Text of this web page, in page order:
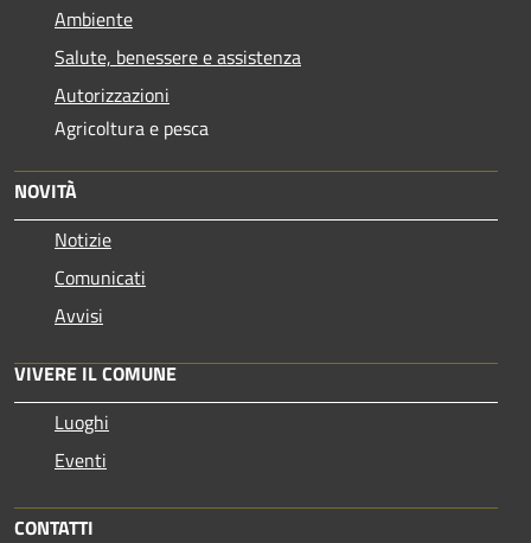
Ambiente
Salute, benessere e assistenza
Autorizzazioni
Agricoltura e pesca
NOVITÀ
Notizie
Comunicati
Avvisi
VIVERE IL COMUNE
Luoghi
Eventi
CONTATTI